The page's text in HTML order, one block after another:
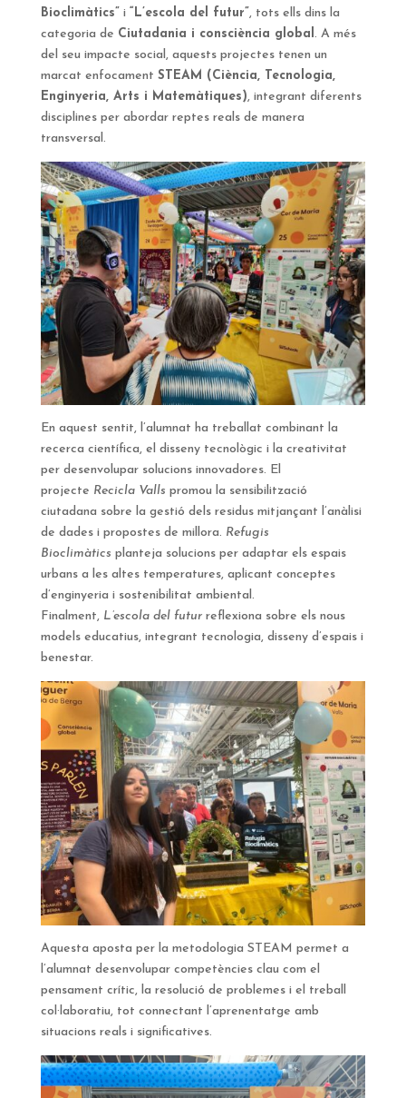
Bioclimàtics” i “L’escola del futur”, tots ells dins la
categoria de Ciutadania i consciència global . A més
del seu impacte social, aquests projectes tenen un
marcat enfocament STEAM (Ciència, Tecnologia,
Enginyeria, Arts i Matemàtiques), integrant diferents
disciplines per abordar reptes reals de manera
transversal.
En aquest sentit, l’alumnat ha treballat combinant la
recerca científica, el disseny tecnològic i la creativitat
per desenvolupar solucions innovadores. El
projecte Recicla Valls promou la sensibilització
ciutadana sobre la gestió dels residus mitjançant l’anàlisi
de dades i propostes de millora. Refugis
Bioclimàtics planteja solucions per adaptar els espais
urbans a les altes temperatures, aplicant conceptes
d’enginyeria i sostenibilitat ambiental.
Finalment, L’escola del futurreflexiona sobre els nous
models educatius, integrant tecnologia, disseny d’espais i
benestar.
Aquesta aposta per la metodologia STEAM permet a
l’alumnat desenvolupar competències clau com el
pensament crític, la resolució de problemes i el treball
col·laboratiu, tot connectant l’aprenentatge amb
situacions reals i significatives.